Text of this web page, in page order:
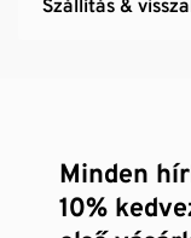
Szállítás &
Minden
10%